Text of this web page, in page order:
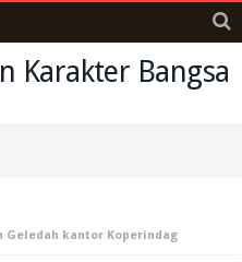
Geledah kantor Koperindag